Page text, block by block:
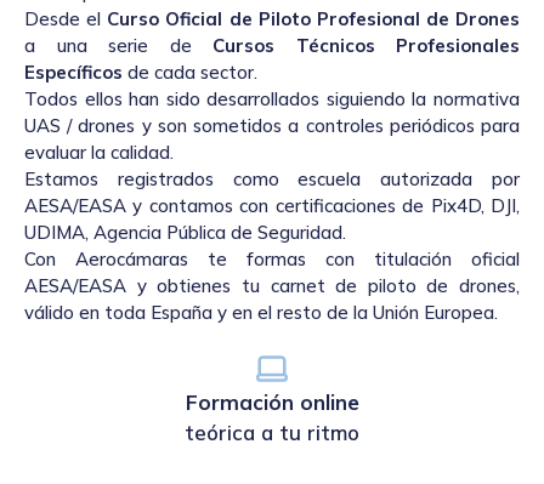
Desde el Curso Oficial de Piloto Profesional de Drones
a una serie de Cursos Técnicos Profesionales
Específicos de cada sector.
Todos ellos han sido desarrollados siguiendo la normativa
UAS / drones y son sometidos a controles periódicos para
evaluar la calidad.
Estamos registrados como escuela autorizada por
AESA/EASA y contamos con certificaciones de Pix4D, DJI,
UDIMA, Agencia Pública de Seguridad.
Con Aerocámaras te formas con titulación oficial
AESA/EASA y obtienes tu carnet de piloto de drones,
válido en toda España y en el resto de la Unión Europea.
Formación online
teórica a tu ritmo